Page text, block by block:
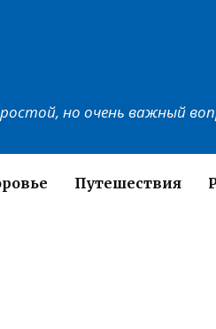
но очень важный
Путешествия